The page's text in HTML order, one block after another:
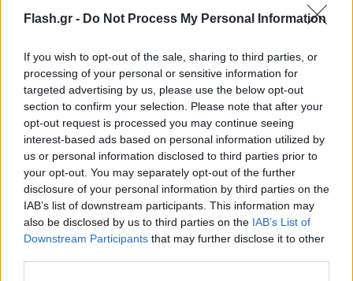
Flash.gr - Do Not Process My Personal Information
If you wish to opt-out of the sale, sharing to third parties, or
processing of your personal or sensitive information for
targeted advertising by us, please use the below opt-out
section to confirm your selection. Please note that after your
opt-out request is processed you may continue seeing
interest-based ads based on personal information utilized by
us or personal information disclosed to third parties prior to
your opt-out. You may separately opt-out of the further
disclosure of your personal information by third parties on the
IAB’s list of downstream participants. This information may
also be disclosed by us to third parties on the IAB’s List of
Downstream Participants that may further disclose it to other
ακτοπλοϊκών εταιριών ανταποκρίθηκαν στο αίτημα
της κοινωνίας, με σημαντικές εκπτώσεις στα
ακτοπλοϊκά εισιτήρια.
«θέλουμε ακτοπλοΐκές εταιρείες υγιείς, κραταιές
και κερδοφόρες προκειμένου να υπάρχουν πλοία
σε όλες τις γραμμές, ώστε κανένα νησί να μην είναι
απομονωμένο και ξεχασμένο από το κέντρο
καθόλη την διάρκεια του χρόνου. Εξάλλου οι
ακτοπλοϊκές συγκοινωνίες είναι λεωφόροι